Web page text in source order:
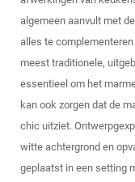
algemeen aanvult met
alles te
meest traditionele,
essentieel om het
kan ook zorgen dat de
chic uitziet.
witte achtergrond en
geplaatst in een setting